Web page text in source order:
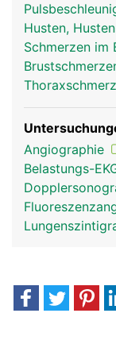
hohlvenen frau
Husten,
Schmerzen im
Angiographie
Belastungs-